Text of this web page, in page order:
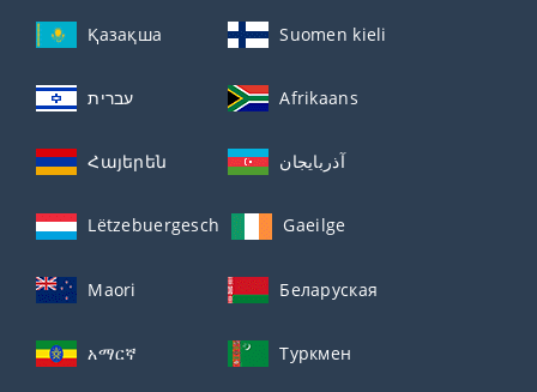
Қазақша Suomen kieli
עברית Afrikaans
Հայերեն آذربايجان
Lëtzebuergesch Gaeilge
Maori Беларуская
አማርኛ Туркмен